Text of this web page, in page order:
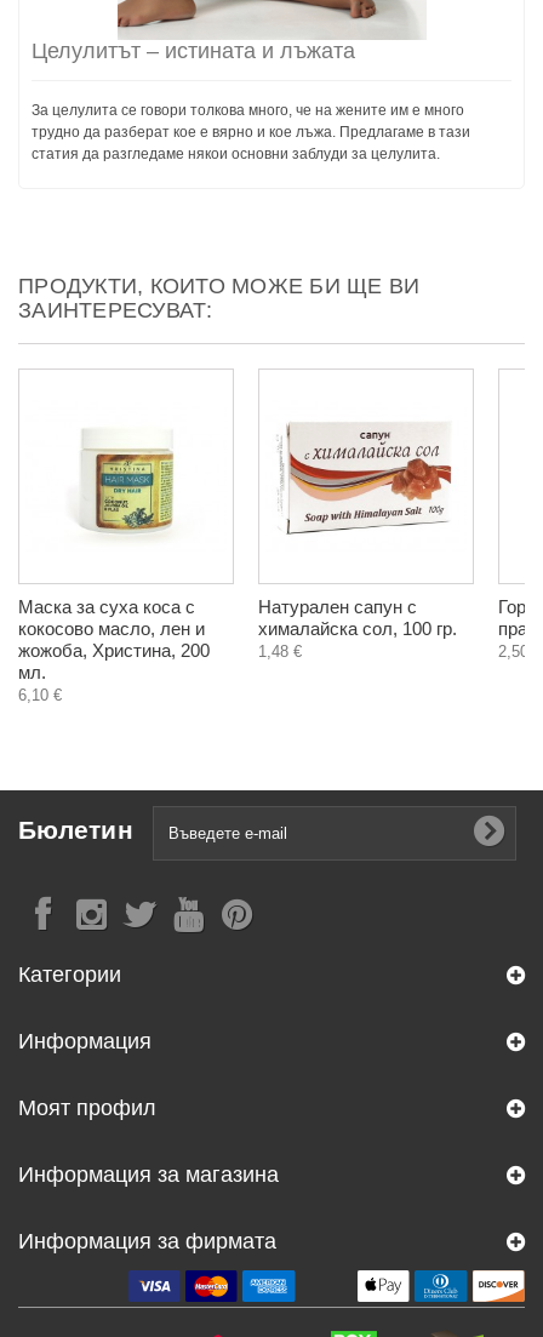
Целулитът – истината и лъжата
За целулита се говори толкова много, че на жените им е много
трудно да разберат кое е вярно и кое лъжа. Предлагаме в тази
статия да разгледаме някои основни заблуди за целулита.
ПРОДУКТИ, КОИТО МОЖЕ БИ ЩЕ ВИ
ЗАИНТЕРЕСУВАТ:
Маска за суха коса с
кокосово масло, лен и
жожоба, Христина, 200
мл.
6,10 €
Натурален сапун с
хималайска сол, 100 гр.
1,48 € 2,50 €
Бюлетин
Категории
Информация
Моят профил
Информация за магазина
Информация за фирмата